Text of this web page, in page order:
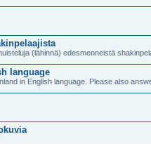
(lähinnä) edesmenneistä
language
in English language. Please also